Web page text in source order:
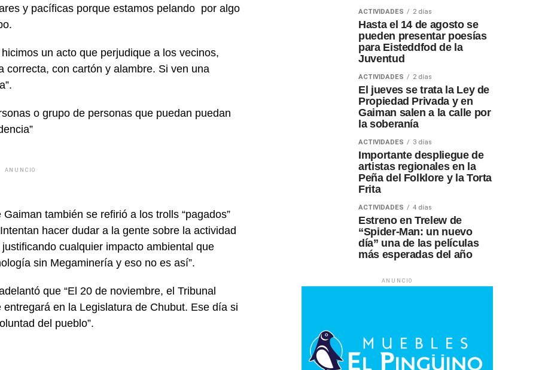
y pacíficas porque estamos pelando por algo
un acto que perjudique a los vecinos,
correcta, con cartón y alambre. Si ven una
o grupo de personas que puedan puedan
ANUNCIO
también se refirió a los trolls “pagados”
hacer dudar a la gente sobre la actividad
cualquier impacto ambiental que
sin Megaminería y eso no es así”.
que “El 20 de noviembre, el Tribunal
en la Legislatura de Chubut. Ese día si
del pueblo”.
ACTIVIDADES 2 días
Hasta el 14 de agosto se
pueden presentar poesías
para Eisteddfod de la
Juventud
ACTIVIDADES 2 días
El jueves se trata la Ley de
Propiedad Privada y en
Gaiman salen a la calle por
la soberanía
ACTIVIDADES 3 días
Importante despliegue de
artistas regionales en la
Peña del Folklore y la Torta
Frita
ACTIVIDADES 4 días
Estreno en Trelew de
“Spider-Man: un nuevo
día” una de las películas
más esperadas del año
ANUNCIO